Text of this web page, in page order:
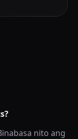
nito ang